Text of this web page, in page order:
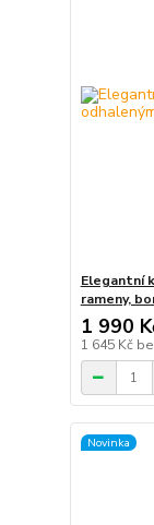
Elegantní
rameny,
1 990
1 645 Kč
Novinka